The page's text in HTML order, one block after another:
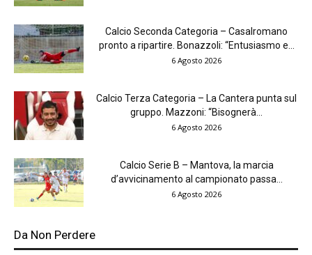
Calcio Seconda Categoria – Casalromano
pronto a ripartire. Bonazzoli: “Entusiasmo e...
6 Agosto 2026
Calcio Terza Categoria – La Cantera punta sul
gruppo. Mazzoni: “Bisognerà...
6 Agosto 2026
Calcio Serie B – Mantova, la marcia
d’avvicinamento al campionato passa...
6 Agosto 2026
Da Non Perdere